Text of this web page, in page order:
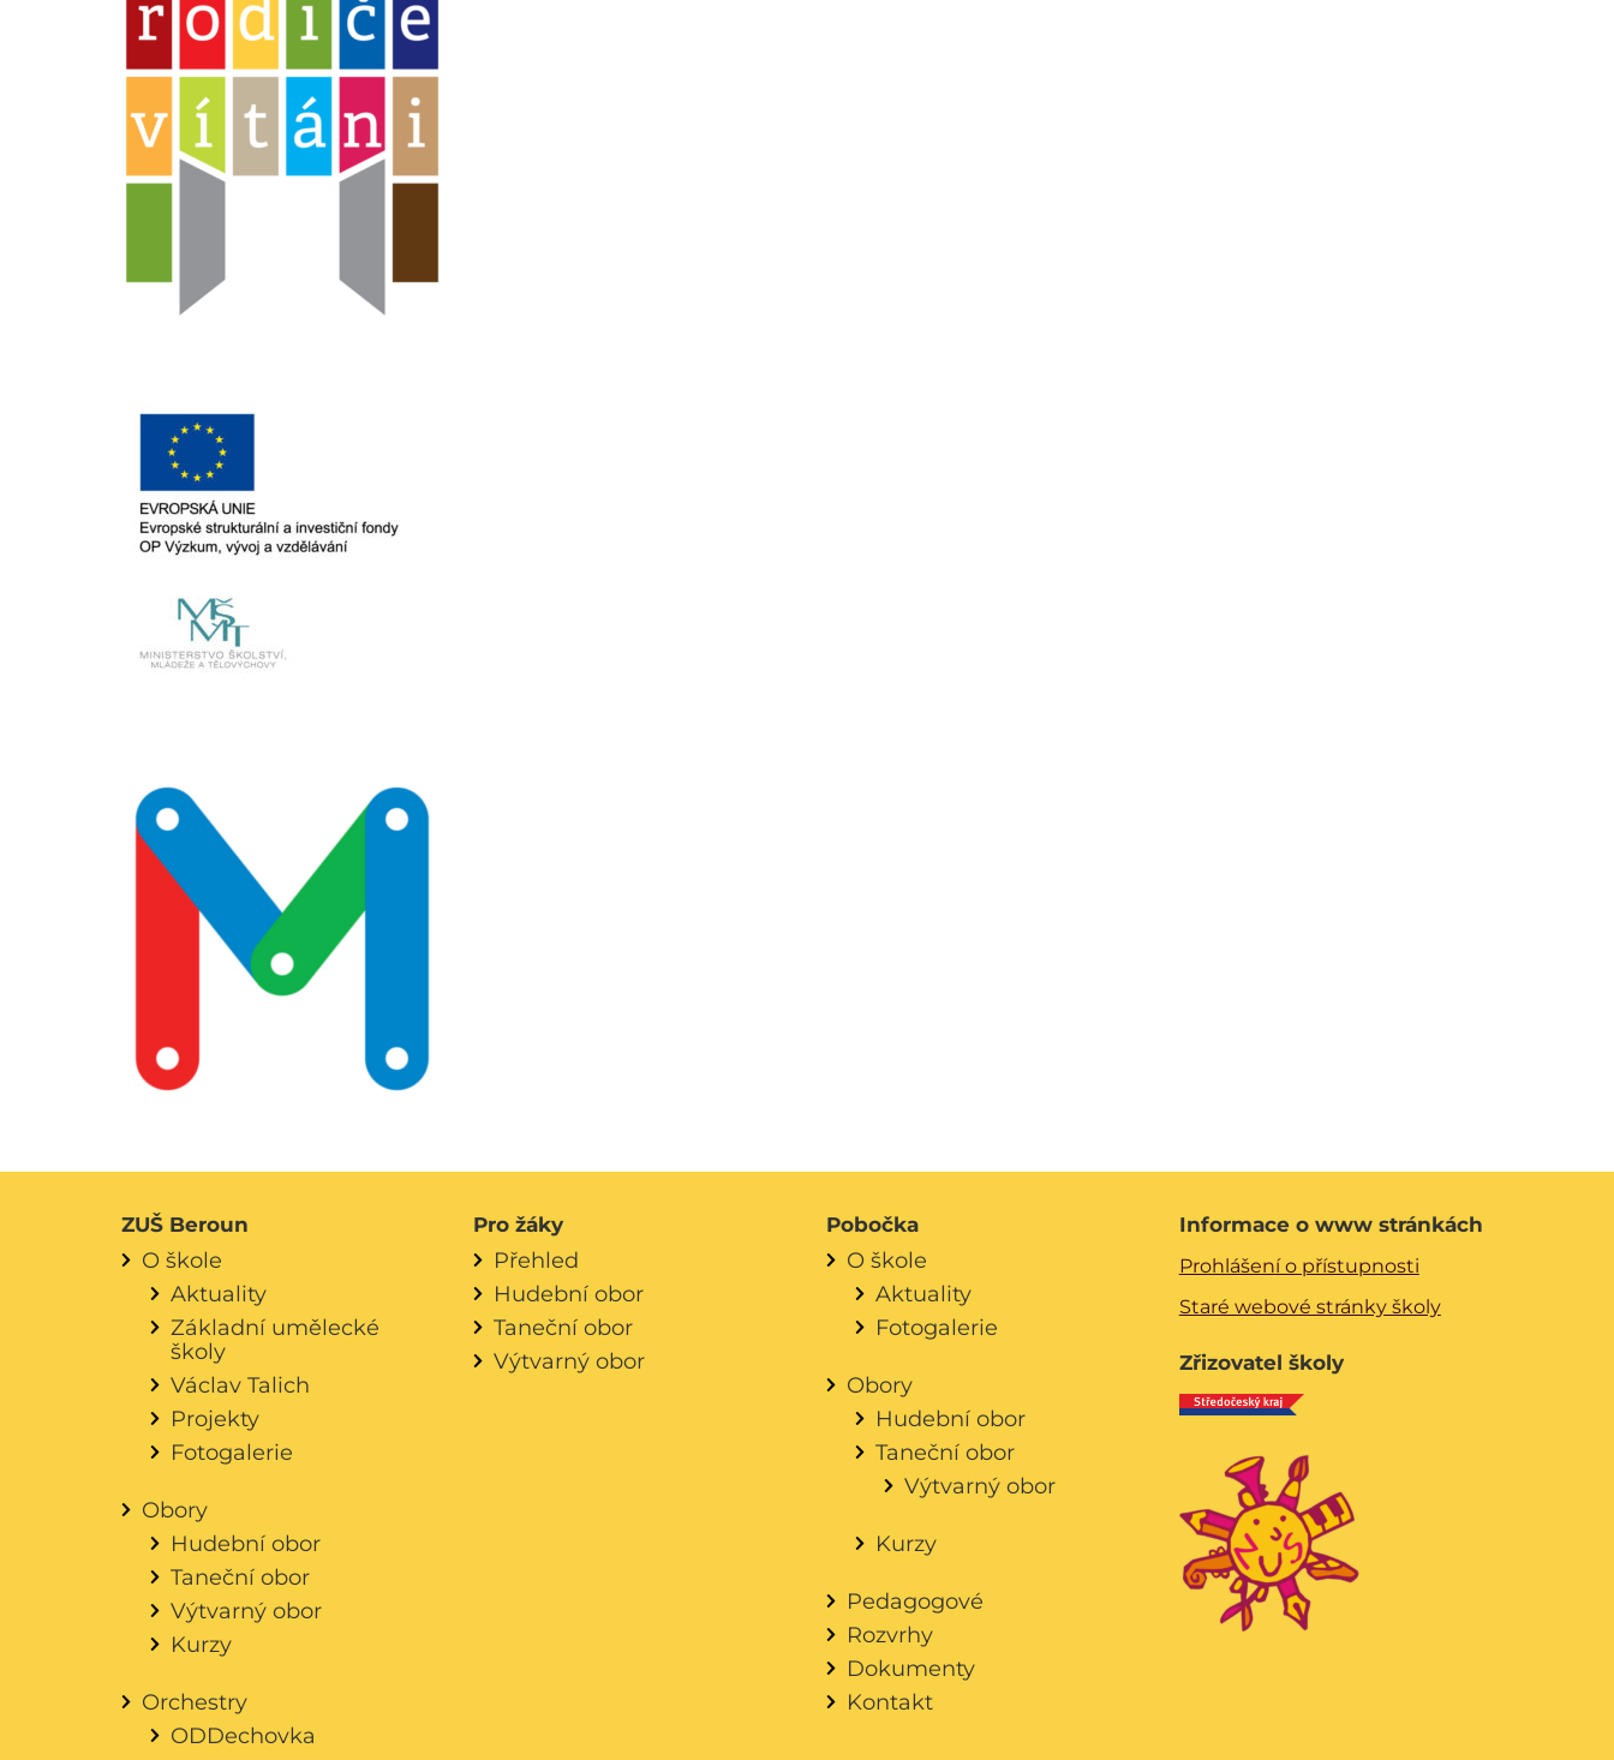
ZUŠ Beroun
O škole
Aktuality
Základní umělecké
školy
Václav Talich
Projekty
Fotogalerie
Obory
Hudební obor
Taneční obor
Výtvarný obor
Kurzy
Orchestry
ODDechovka
Pro žáky
Přehled
Hudební obor
Taneční obor
Výtvarný obor
Pobočka
O škole
Aktuality
Fotogalerie
Obory
Hudební obor
Taneční obor
Výtvarný obor
Kurzy
Pedagogové
Rozvrhy
Dokumenty
Kontakt
Informace o www stránkách
Prohlášení o přístupnosti
Staré webové stránky školy
Zřizovatel školy